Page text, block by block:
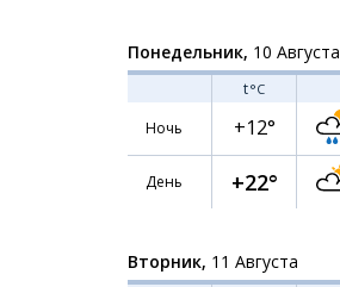
Понедельник, 10 Августа
t°C
Ночь
+12°
День +22°
Вторник, 11 Августа